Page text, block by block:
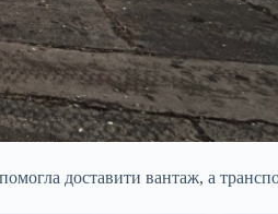
доставити вантаж, а